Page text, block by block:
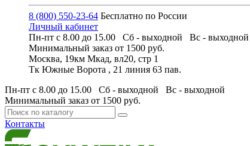
8 (800) 550-23-64 Бесплатно по России
Личный кабинет
Пн-пт с 8.00 до 15.00 Сб - выходной Вс - выходной
Минимальный заказ от 1500 руб.
Москва, 19км Мкад, вл20, стр 1
Тк Южные Ворота , 21 линия 63 пав.
Пн-пт с 8.00 до 15.00 Сб - выходной Вс - выходной
Минимальный заказ от 1500 руб.
Контакты